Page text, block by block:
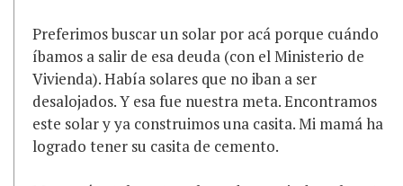
Preferimos buscar un solar por acá porque cuándo
íbamos a salir de esa deuda (con el Ministerio de
Vivienda). Había solares que no iban a ser
desalojados. Y esa fue nuestra meta. Encontramos
este solar y ya construimos una casita. Mi mamá ha
logrado tener su casita de cemento.